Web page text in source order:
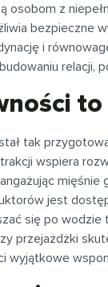
osobom z
bezpieczne
i
relacji,
tak
wspiera
jest
się po wodzie
przejażdżki
wyjątkowe